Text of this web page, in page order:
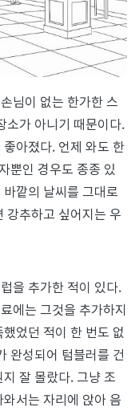
님이 없는 한가한 스
소가 아니기 때문이다.
아졌다. 언제 와도 한
뿐인 경우도 종종 있
깥의 날씨를 그대로
강추하고 싶어지는 우
을 추가한 적이 있다.
에는 그것을 추가하지
었던 적이 한 번도 없
완성되어 텀블러를 건
잘 몰랐다. 그냥 조
서는 자리에 앉아 음